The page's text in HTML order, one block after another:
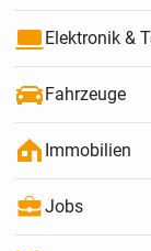
Elektronik &
Fahrzeuge
Immobilien
Jobs